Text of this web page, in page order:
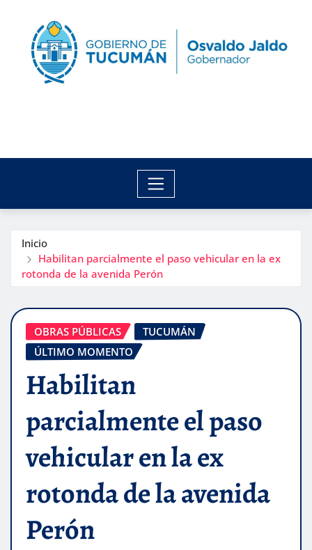
Inicio
Habilitan parcialmente el paso vehicular en la ex
rotonda de la avenida Perón
OBRAS PÚBLICAS
TUCUMÁN
ÚLTIMO MOMENTO
Habilitan
parcialmente el paso
vehicular en la ex
rotonda de la avenida
Perón